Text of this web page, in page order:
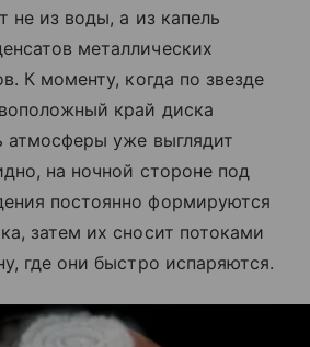
не из воды, а из капель
металлических
К моменту, когда по звезде
край диска
атмосферы уже выглядит
на ночной стороне под
постоянно формируются
затем их сносит потоками
где они быстро испаряются.